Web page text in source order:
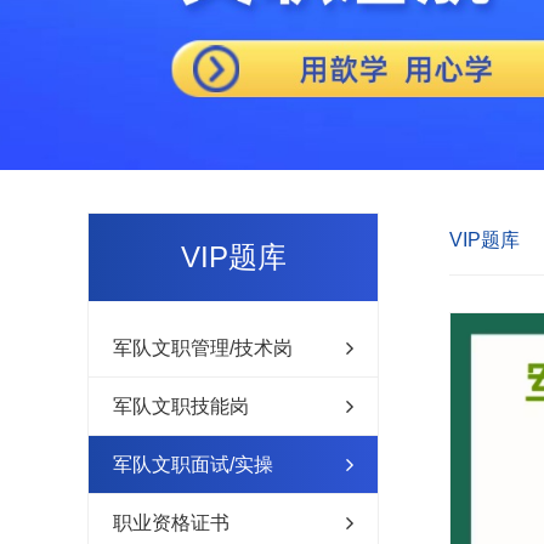
VIP题库
军队文职管理/技术岗
军队文职技能岗
军队文职面试/实操
职业资格证书
VIP题库